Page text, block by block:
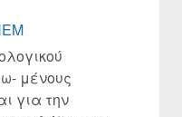
μένους
για την